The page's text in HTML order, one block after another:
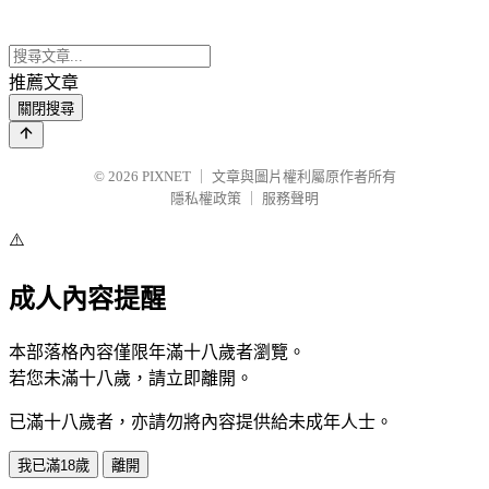
推薦文章
關閉搜尋
© 2026 PIXNET
文章與圖片權利屬原作者所有
隱私權政策
服務聲明
⚠️
成人內容提醒
本部落格內容僅限年滿十八歲者瀏覽。
若您未滿十八歲，請立即離開。
已滿十八歲者，亦請勿將內容提供給未成年人士。
我已滿18歲 離開